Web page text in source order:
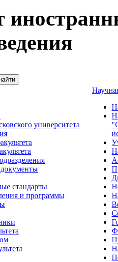
университета
стандарты
и программы